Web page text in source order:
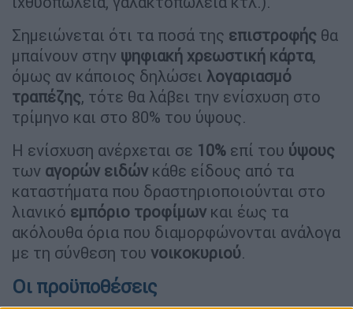
Σημειώνεται ότι τα ποσά της επιστροφής θα
μπαίνουν στην ψηφιακή χρεωστική κάρτα,
όμως αν κάποιος δηλώσει λογαριασμό
τραπέζης, τότε θα λάβει την ενίσχυση στο
τρίμηνο και στο 80% του ύψους.
Η ενίσχυση ανέρχεται σε 10% επί του ύψους
των αγορών ειδών κάθε είδους από τα
καταστήματα που δραστηριοποιούνται στο
λιανικό εμπόριο τροφίμων και έως τα
ακόλουθα όρια που διαμορφώνονται ανάλογα
με τη σύνθεση του νοικοκυριού.
Οι προϋποθέσεις